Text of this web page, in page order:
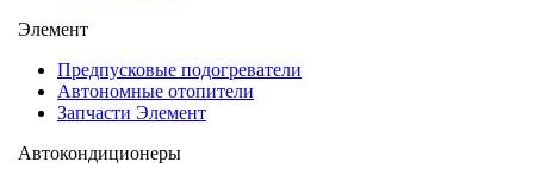
Элемент
Предпусковые подогреватели
Автономные отопители
Запчасти Элемент
Автокондиционеры